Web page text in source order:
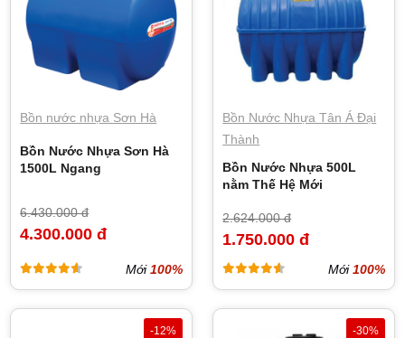
Bồn nước nhựa Sơn Hà
Bồn Nước Nhựa Sơn Hà
1500L Ngang
6.430.000 đ
4.300.000 đ
Mới100%
Bồn Nước Nhựa Tân Á Đại
Thành
Bồn Nước Nhựa 500L
nằm Thế Hệ Mới
2.624.000 đ
1.750.000 đ
Mới100%
-12% -30%